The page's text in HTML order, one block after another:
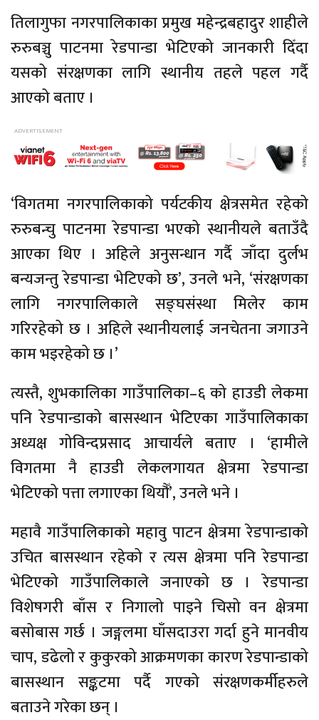
तिलागुफा नगरपालिकाका प्रमुख महेन्द्रबहादुर शाहीले
रुरुबञ्चु पाटनमा रेडपान्डा भेटिएको जानकारी दिँदा
यसको संरक्षणका लागि स्थानीय तहले पहल गर्दै
आएको बताए ।
‘विगतमा नगरपालिकाको पर्यटकीय क्षेत्रसमेत रहेको
रुरुबन्चु पाटनमा रेडपान्डा भएको स्थानीयले बताउँदै
आएका थिए । अहिले अनुसन्धान गर्दै जाँदा दुर्लभ
बन्यजन्तु रेडपान्डा भेटिएको छ’, उनले भने, ‘संरक्षणका
लागि नगरपालिकाले सङ्घसंस्था मिलेर काम
गरिरहेको छ । अहिले स्थानीयलाई जनचेतना जगाउने
काम भइरहेको छ ।’
त्यस्तै, शुभकालिका गाउँपालिका–६ को हाउडी लेकमा
पनि रेडपान्डाको बासस्थान भेटिएका गाउँपालिकाका
अध्यक्ष गोविन्दप्रसाद आचार्यले बताए । ‘हामीले
विगतमा नै हाउडी लेकलगायत क्षेत्रमा रेडपान्डा
भेटिएको पत्ता लगाएका थियौँ’, उनले भने ।
महावै गाउँपालिकाको महावु पाटन क्षेत्रमा रेडपान्डाको
उचित बासस्थान रहेको र त्यस क्षेत्रमा पनि रेडपान्डा
भेटिएको गाउँपालिकाले जनाएको छ । रेडपान्डा
विशेषगरी बाँस र निगालो पाइने चिसो वन क्षेत्रमा
बसोबास गर्छ । जङ्गलमा घाँसदाउरा गर्दा हुने मानवीय
चाप, डढेलो र कुकुरको आक्रमणका कारण रेडपान्डाको
बासस्थान सङ्कटमा पर्दै गएको संरक्षणकर्मीहरुले
बताउने गरेका छन् ।